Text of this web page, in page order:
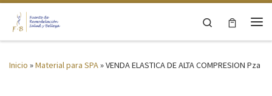
Saltar al contenido
Search
Inicio »Material para SPA»VENDA ELASTICA DE ALTA COMPRESION Pza